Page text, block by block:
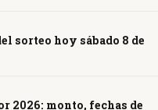
sorteo hoy sábado 8 de
2026: monto, fechas de